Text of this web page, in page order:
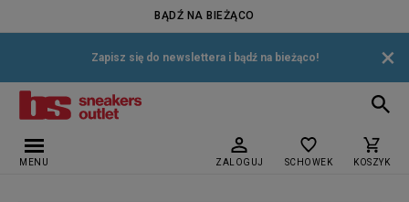
BĄDŹ NA BIEŻĄCO
Zapisz się do newslettera i bądź na bieżąco! ×
MENU ZALOGUJ SCHOWEK KOSZYK